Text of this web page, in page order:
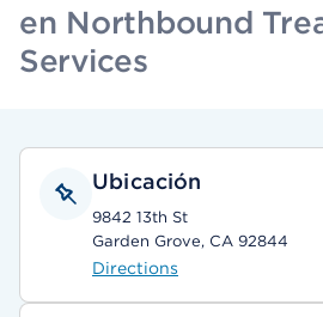
en Northbound
Services
Ubicación
9842 13th St
Garden Grove, CA 92844
Directions